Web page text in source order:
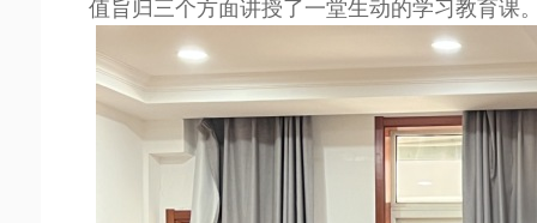
值旨归三个方面讲授了一堂生动的学习教育课